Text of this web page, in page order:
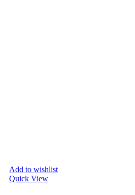
Add to wishlist
Quick View